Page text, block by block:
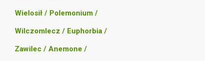
Wielosił / Polemonium /
Wilczomlecz / Euphorbia /
Zawilec / Anemone /